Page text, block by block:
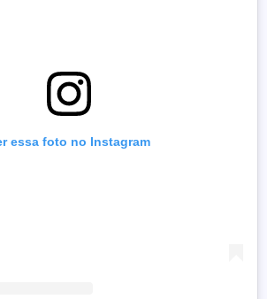
essa foto no Instagram